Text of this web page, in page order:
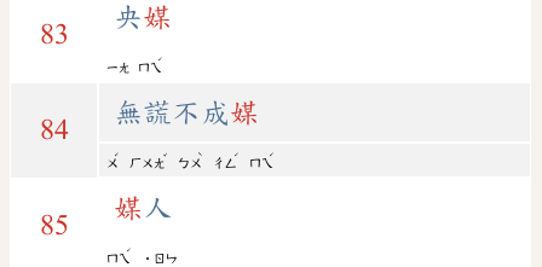
83
央媒
ㄧㄤ ㄇㄟ
ˊ
84
無謊不成媒
ㄨ
ˊ
ㄏㄨㄤ
ˇ
ㄅㄨ
ˋ
ㄔㄥ
ˊ
ㄇㄟ
ˊ
85
媒 人
ㄇㄟ
ˊ
˙ㄖㄣ